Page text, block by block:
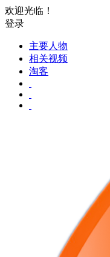
欢迎光临！
登录
主要人物
相关视频
淘客